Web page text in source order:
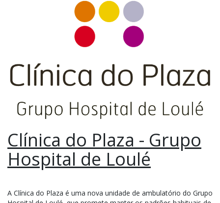
Clínica do Plaza - Grupo
Hospital de Loulé
A Clínica do Plaza é uma nova unidade de ambulatório do Grupo